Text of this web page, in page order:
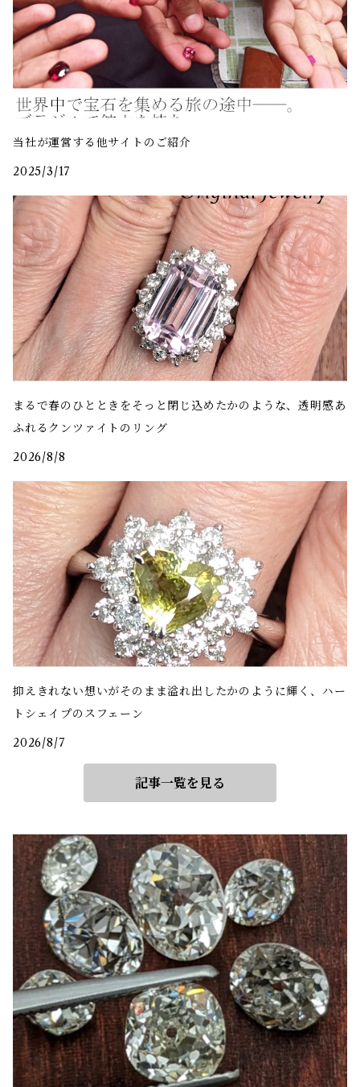
当社が運営する他サイトのご紹介
2025/3/17
まるで春のひとときをそっと閉じ込めたかのような、透明感あ
ふれるクンツァイトのリング
2026/8/8
抑えきれない想いがそのまま溢れ出したかのように輝く、ハー
トシェイプのスフェーン
2026/8/7
記事一覧を見る